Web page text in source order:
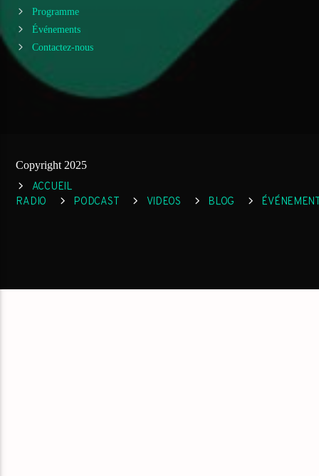
Programme
Événements
Contactez-nous
Copyright 2025
ACCUEIL
RADIO
PODCAST VIDEOS BLOG